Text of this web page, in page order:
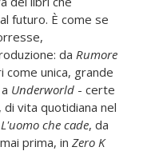
futuro. È come se
da Rumore
come unica, grande
Underworld - certe
vita quotidiana nel
L'uomo che cade, da
prima, in Zero K